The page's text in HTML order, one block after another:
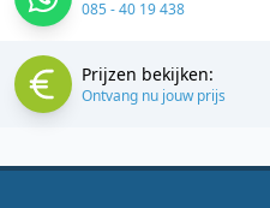
085 - 40 19 438
Prijzen bekijken:
Ontvang nu jouw prijs